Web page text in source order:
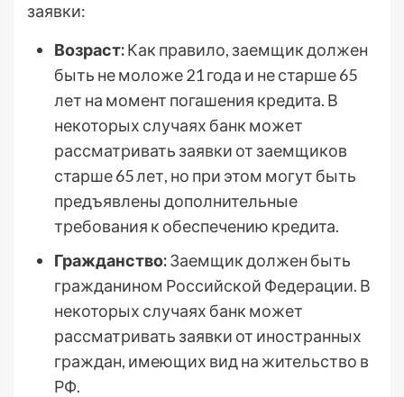
заявки:
Возраст:Как правило, заемщик должен
быть не моложе 21 года и не старше 65
лет на момент погашения кредита. В
некоторых случаях банк может
рассматривать заявки от заемщиков
старше 65 лет, но при этом могут быть
предъявлены дополнительные
требования к обеспечению кредита.
Гражданство:Заемщик должен быть
гражданином Российской Федерации. В
некоторых случаях банк может
рассматривать заявки от иностранных
граждан, имеющих вид на жительство в
РФ.